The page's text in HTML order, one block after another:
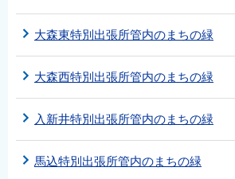
大森東特別出張所管内のまちの緑
大森西特別出張所管内のまちの緑
入新井特別出張所管内のまちの緑
馬込特別出張所管内のまちの緑